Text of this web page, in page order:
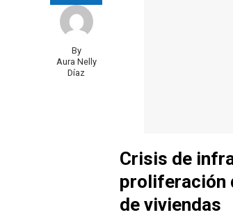
By
Aura Nelly
Díaz
Crisis de
proliferación
de viviendas